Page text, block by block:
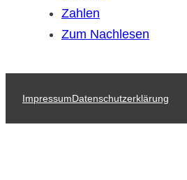
Zahlen
Zum Nachlesen
ImpressumDatenschutzerklärung